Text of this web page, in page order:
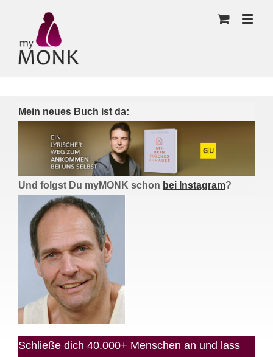
Mein neues Buch ist da:
Und folgst Du myMONK schon bei Instagram?
Schließe dich 40.000+ Menschen an und lass